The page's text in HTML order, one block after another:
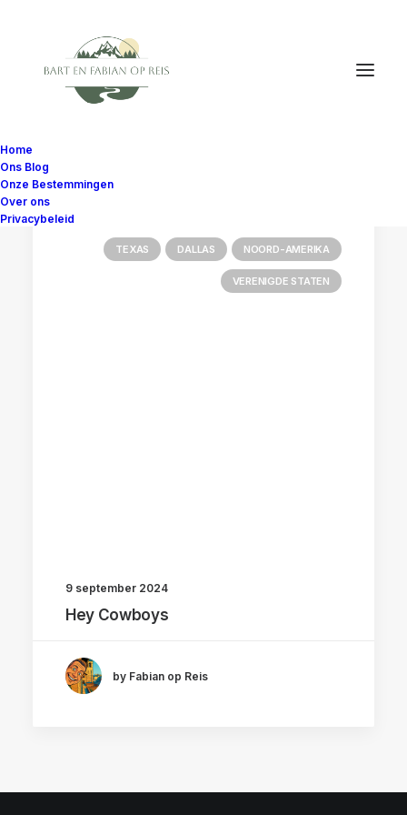
Home
Ons Blog
Onze Bestemmingen
Over ons
Privacybeleid
TEXAS DALLAS NOORD-AMERIKA
VERENIGDE STATEN
9 september 2024
Hey Cowboys
by Fabian op Reis